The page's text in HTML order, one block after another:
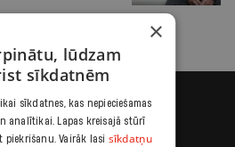
×
lūdzam
sīkdatnēm
sīkdatnes, kas nepieciešamas
analītikai. Lapas kreisajā stūrī
piekrišanu. Vairāk lasi sīkdatņu